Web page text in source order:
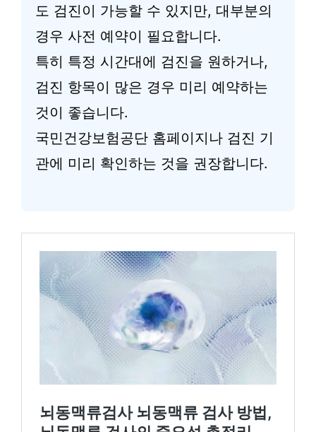
도 검진이 가능할 수 있지만, 대부분의
경우 사전 예약이 필요합니다.
특히 특정 시간대에 검진을 원하거나,
검진 항목이 많은 경우 미리 예약하는
것이 좋습니다.
국민건강보험공단 홈페이지나 검진 기
관에 미리 확인하는 것을 권장합니다.